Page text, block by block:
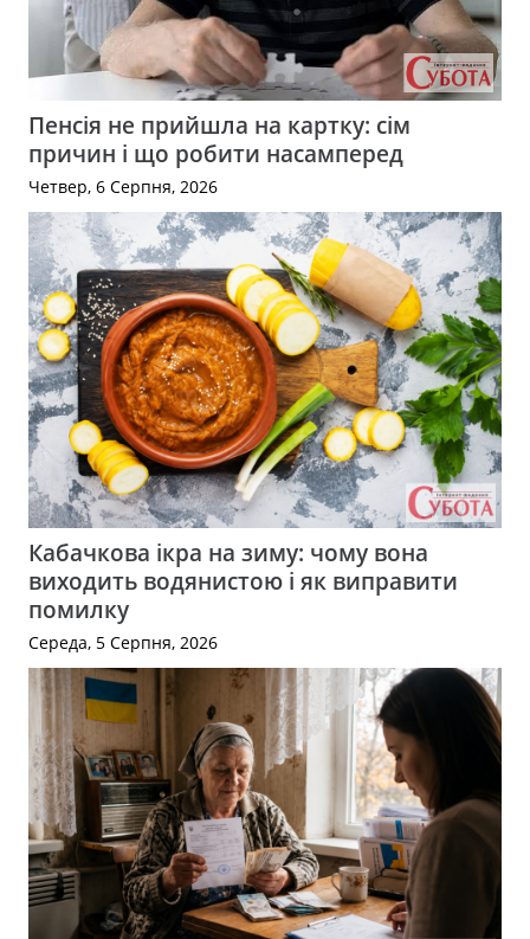
Пенсія не прийшла на картку: сім
причин і що робити насамперед
Четвер, 6 Серпня, 2026
Кабачкова ікра на зиму: чому вона
виходить водянистою і як виправити
помилку
Середа, 5 Серпня, 2026